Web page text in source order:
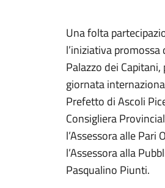
Una folta
l’iniziativa
Palazzo dei
giornata
Prefetto di Ascoli
Consigliera
l’Assessora alle
l’Assessora alla
Pasqualino Piunti.